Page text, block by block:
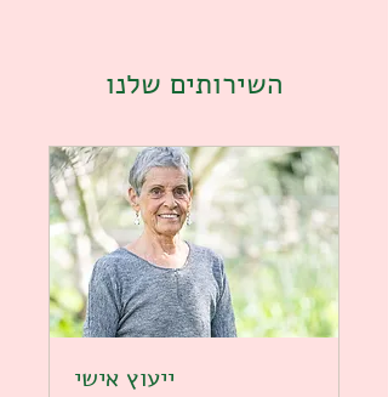
השירותים שלנו
ייעוץ אישי